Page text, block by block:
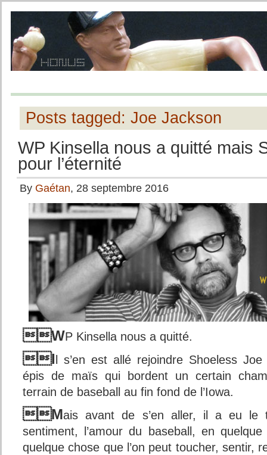
Posts tagged: Joe Jackson
WP Kinsella nous a quitté mais
pour l’éternité
By Gaétan, 28 septembre 2016
WP Kinsella nous a quitté.
I l s’en est allé rejoindre Shoeless
épis de maïs qui bordent un certain
terrain de baseball au fin fond de l’Iowa.
Mais avant de s’en aller, il a eu le
sentiment, l’amour du baseball, en
quelque chose que l’on peut toucher, sentir,